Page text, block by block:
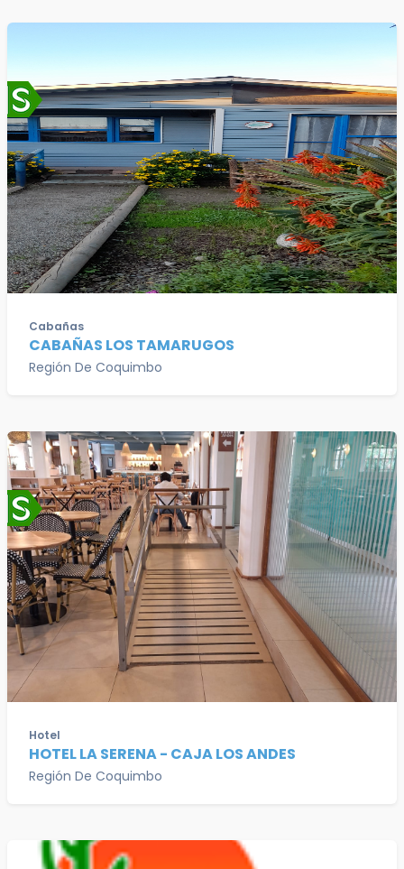
Cabañas
CABAÑAS LOS TAMARUGOS
Región De Coquimbo
Hotel
HOTEL LA SERENA - CAJA LOS ANDES
Región De Coquimbo